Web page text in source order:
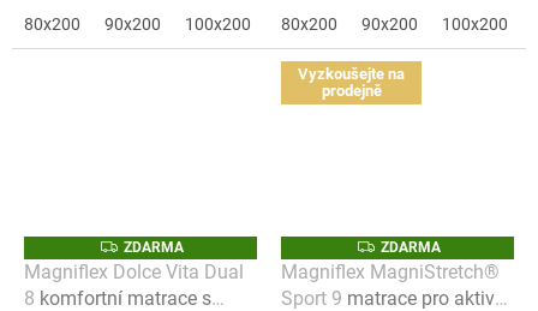
80x200
90x200 100x200 120x200 140x200 160x200
80x200
90x200 100x200
Z
D
A
R
ZDARMA
Magniflex Dolce Vita Dual
8 komfortní matrace s
Vyzkoušejte na
prodejně
Z
D
A
R
ZDARMA
Magniflex MagniStretch®
Sport 9 matrace pro aktivní